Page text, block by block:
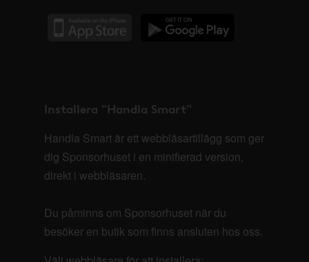
Installera "Handla Smart"
Handla Smart är ett webbläsartillägg som ger
dig Sponsorhuset i en minifierad version,
direkt i webbläsaren.
Du påminns om Sponsorhuset när du
besöker en butik som finns ansluten hos oss.